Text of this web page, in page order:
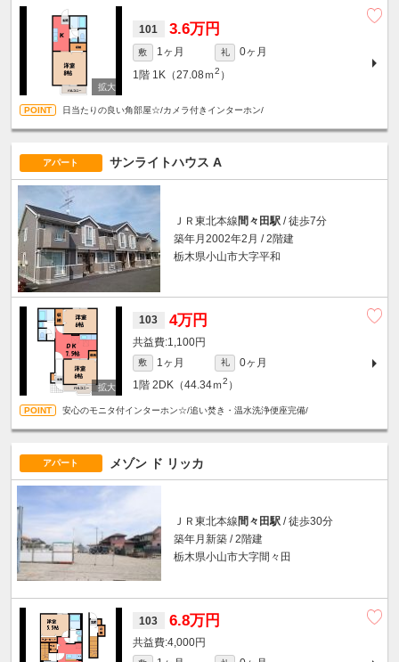
101 3.6万円
敷 1ヶ月 礼
0ヶ月
1階 1K（27.08ｍ2 ）
日当たりの良い角部屋☆/カメラ付きインターホン/
アパート サンライトハウス A
ＪＲ東北本線間々田駅 / 徒歩7分
築年月2002年2月 / 2階建
栃木県小山市大字平和
103 4万円
1,100円
敷 1ヶ月 礼
0ヶ月
1階 2DK（44.34ｍ2 ）
安心のモニタ付インターホン☆/追い焚き・温水洗浄便座完備/
アパート メゾン ド リッカ
ＪＲ東北本線 間々田駅 / 徒歩30分
築年月新築 / 2階建
栃木県小山市大字間々田
103 6.8万円
4,000円